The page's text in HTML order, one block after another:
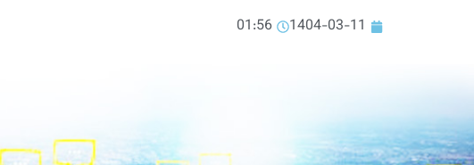
1404-03-11
01:56